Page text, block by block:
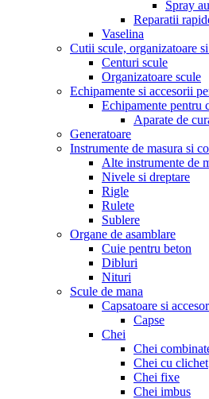
Spray
Reparatii
Vaselina
Cutii scule, organizatoare
Centuri scule
Organizatoare scule
Echipamente si accesorii
Echipamente pentru
Aparate de
Generatoare
Instrumente de masura si
Alte instrumente de
Nivele si dreptare
Rigle
Rulete
Sublere
Organe de asamblare
Cuie pentru beton
Dibluri
Nituri
Scule de mana
Capsatoare si
Capse
Chei
Chei
Chei cu clichet
Chei fixe
Chei imbus